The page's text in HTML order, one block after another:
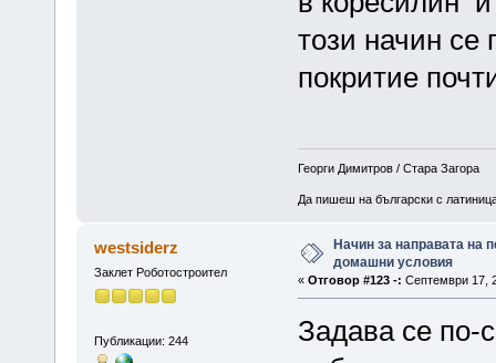
този начин се
покритие
Георги Димитров / Стара Загора
Да пишеш на български с
westsiderz
Заклет Роботостроител
Публикации: 244
Начин за направата на
домашни условия
« Отговор #123 -: Септември 17,
Задава се по-